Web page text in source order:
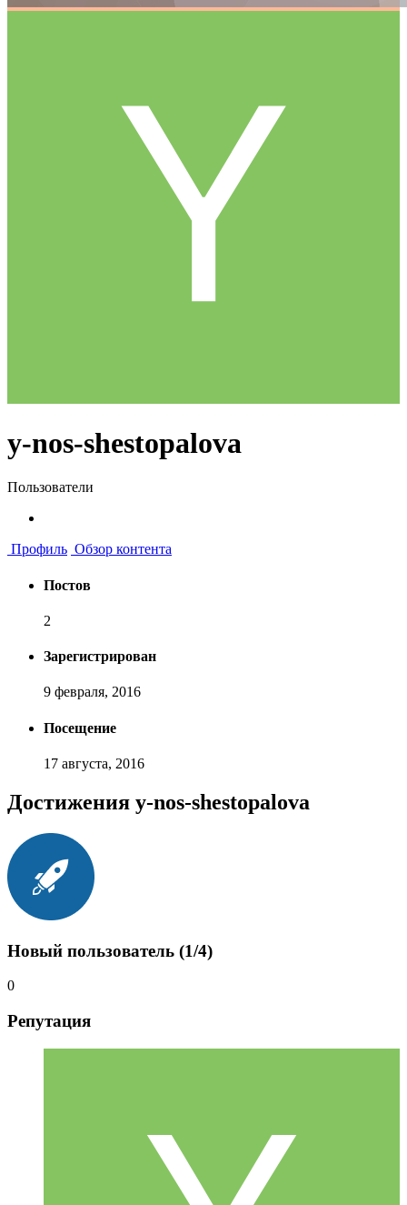
y-nos-shestopalova
Пользователи
Профиль Обзор контента
Постов
2
Зарегистрирован
9 февраля, 2016
Посещение
17 августа, 2016
Достижения y-nos-shestopalova
Новый пользователь (1/4)
0
Репутация